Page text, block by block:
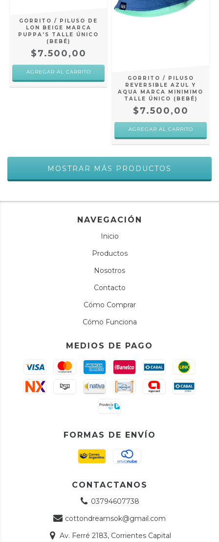
GORRITO / PILUSO DE
LON BEIGE MARCA
PUPPA'S TALLE ÚNICO
(BEBÉ)
$7.500,00
AGREGAR AL CARRITO
GORRITO / PILUSO
REVERSIBLE AZUL Y
AQUA MARCA MINIMIMO
TALLE ÚNICO (BEBÉ)
$7.500,00
AGREGAR AL CARRITO
MOSTRAR MÁS PRODUCTOS
NAVEGACIÓN
Inicio
Productos
Nosotros
Contacto
Cómo Comprar
Cómo Funciona
MEDIOS DE PAGO
FORMAS DE ENVÍO
CONTACTANOS
03794607738
cottondreamsok@gmail.com
Av. Ferré 2183, Corrientes Capital